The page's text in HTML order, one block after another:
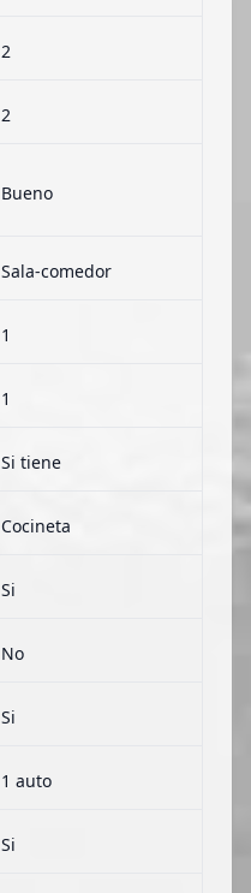
2
2
Bueno
Sala-comedor
1
1
Si tiene
Cocineta
Si
No
Si
1 auto
Si